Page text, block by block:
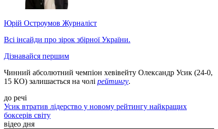
Юрій Остроумов Журналіст
Всі інсайди про зірок збірної України.
Дізнавайся першим
Чинний абсолютний чемпіон хевівейту Олександр Усик (24-0,
15 КО) залишається на чолі рейтингу.
до речі
Усик втратив лідерство у новому рейтингу найкращих
боксерів світу
відео дня